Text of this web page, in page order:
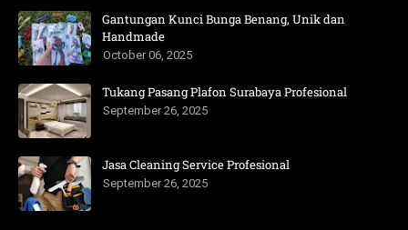
Gantungan Kunci Bunga Benang, Unik dan
Handmade
October 06, 2025
Tukang Pasang Plafon Surabaya Profesional
September 26, 2025
Jasa Cleaning Service Profesional
September 26, 2025